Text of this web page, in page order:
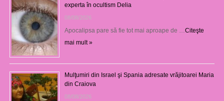
experta în ocultism Delia
08/08/2026
Apocalipsa pare să fie tot mai aproape de … Citeşte
mai mult »
Mulţumiri din Israel şi Spania adresate vrăjitoarei Maria
din Craiova
08/08/2026